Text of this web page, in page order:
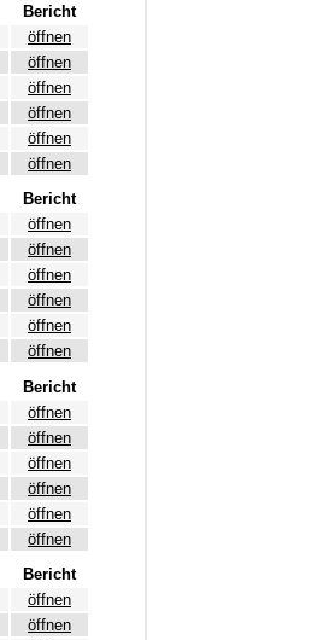
Bericht
öffnen
öffnen
öffnen
öffnen
öffnen
öffnen
Bericht
öffnen
öffnen
öffnen
öffnen
öffnen
öffnen
Bericht
öffnen
öffnen
öffnen
öffnen
öffnen
öffnen
Bericht
öffnen
öffnen